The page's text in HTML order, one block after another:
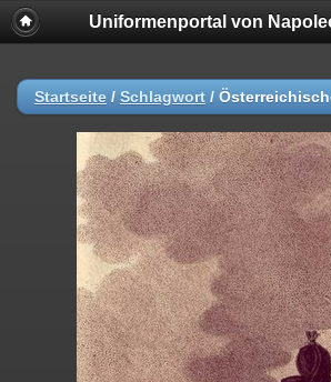
Uniformenportal von
Startseite / Schlagwort /